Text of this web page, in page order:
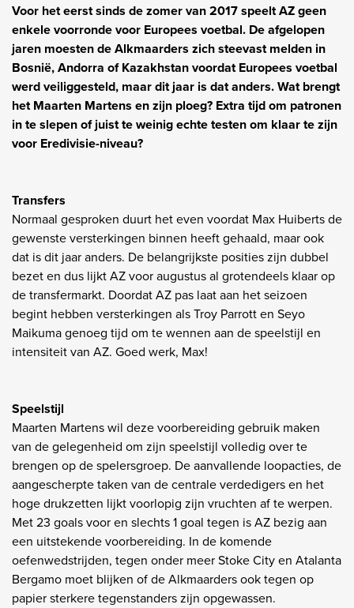
Voor het eerst sinds de zomer van 2017 speelt AZ geen
enkele voorronde voor Europees voetbal. De afgelopen
jaren moesten de Alkmaarders zich steevast melden in
Bosnië, Andorra of Kazakhstan voordat Europees voetbal
werd veiliggesteld, maar dit jaar is dat anders. Wat brengt
het Maarten Martens en zijn ploeg? Extra tijd om patronen
in te slepen of juist te weinig echte testen om klaar te zijn
voor Eredivisie-niveau?
Transfers
Normaal gesproken duurt het even voordat Max Huiberts de
gewenste versterkingen binnen heeft gehaald, maar ook
dat is dit jaar anders. De belangrijkste posities zijn dubbel
bezet en dus lijkt AZ voor augustus al grotendeels klaar op
de transfermarkt. Doordat AZ pas laat aan het seizoen
begint hebben versterkingen als Troy Parrott en Seyo
Maikuma genoeg tijd om te wennen aan de speelstijl en
intensiteit van AZ. Goed werk, Max!
Speelstijl
Maarten Martens wil deze voorbereiding gebruik maken
van de gelegenheid om zijn speelstijl volledig over te
brengen op de spelersgroep. De aanvallende loopacties, de
aangescherpte taken van de centrale verdedigers en het
hoge drukzetten lijkt voorlopig zijn vruchten af te werpen.
Met 23 goals voor en slechts 1 goal tegen is AZ bezig aan
een uitstekende voorbereiding. In de komende
oefenwedstrijden, tegen onder meer Stoke City en Atalanta
Bergamo moet blijken of de Alkmaarders ook tegen op
papier sterkere tegenstanders zijn opgewassen.